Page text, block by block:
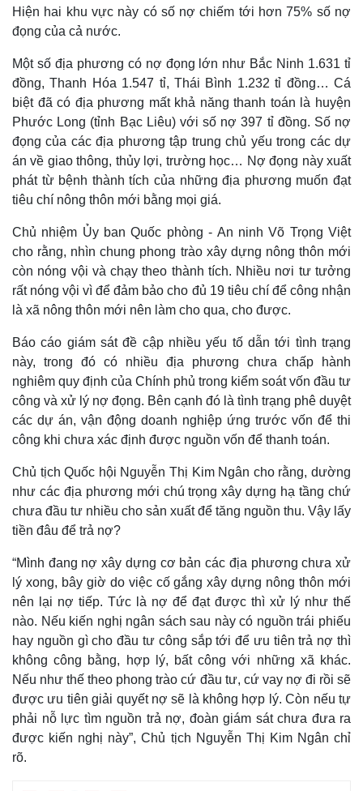
Thế giới
Quan sát
Cuộc sống đó đây
Multimedia
Video
Ảnh
Infographic
Hiện hai khu vực này có số nợ chiếm tới hơn 75% số nợ
đọng của cả nước.
Một số địa phương có nợ đọng lớn như Bắc Ninh 1.631 tỉ
đồng, Thanh Hóa 1.547 tỉ, Thái Bình 1.232 tỉ đồng… Cá
biệt đã có địa phương mất khả năng thanh toán là huyện
Phước Long (tỉnh Bạc Liêu) với số nợ 397 tỉ đồng. Số nợ
đọng của các địa phương tập trung chủ yếu trong các dự
án về giao thông, thủy lợi, trường học… Nợ đọng này xuất
phát từ bệnh thành tích của những địa phương muốn đạt
tiêu chí nông thôn mới bằng mọi giá.
Chủ nhiệm Ủy ban Quốc phòng - An ninh Võ Trọng Việt
cho rằng, nhìn chung phong trào xây dựng nông thôn mới
còn nóng vội và chạy theo thành tích. Nhiều nơi tư tưởng
rất nóng vội vì để đảm bảo cho đủ 19 tiêu chí để công nhận
là xã nông thôn mới nên làm cho qua, cho được.
Báo cáo giám sát đề cập nhiều yếu tố dẫn tới tình trạng
này, trong đó có nhiều địa phương chưa chấp hành
nghiêm quy định của Chính phủ trong kiểm soát vốn đầu tư
công và xử lý nợ đọng. Bên cạnh đó là tình trạng phê duyệt
các dự án, vận động doanh nghiệp ứng trước vốn để thi
công khi chưa xác định được nguồn vốn để thanh toán.
Chủ tịch Quốc hội Nguyễn Thị Kim Ngân cho rằng, dường
như các địa phương mới chú trọng xây dựng hạ tầng chứ
chưa đầu tư nhiều cho sản xuất để tăng nguồn thu. Vậy lấy
tiền đâu để trả nợ?
“Mình đang nợ xây dựng cơ bản các địa phương chưa xử
lý xong, bây giờ do việc cố gắng xây dựng nông thôn mới
nên lại nợ tiếp. Tức là nợ để đạt được thì xử lý như thế
nào. Nếu kiến nghị ngân sách sau này có nguồn trái phiếu
hay nguồn gì cho đầu tư công sắp tới để ưu tiên trả nợ thì
không công bằng, hợp lý, bất công với những xã khác.
Nếu như thế theo phong trào cứ đầu tư, cứ vay nợ đi rồi sẽ
được ưu tiên giải quyết nợ sẽ là không hợp lý. Còn nếu tự
phải nỗ lực tìm nguồn trả nợ, đoàn giám sát chưa đưa ra
được kiến nghị này”, Chủ tịch Nguyễn Thị Kim Ngân chỉ
rõ.